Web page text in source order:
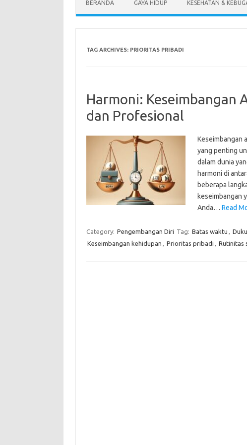
BERANDA GAYA HIDUP KESEHATAN &
TAG ARCHIVES: PRIORITAS PRIBADI
Harmoni: Keseimbangan
dan Profesional
Keseimbangan
yang penting
dalam dunia
harmoni di
beberapa
keseimbangan
Anda… Read
Category: Pengembangan Diri Tag: Batas waktu ,
Keseimbangan kehidupan , Prioritas pribadi , Rutinitas